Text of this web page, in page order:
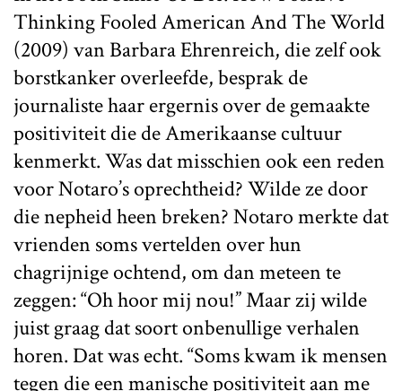
Thinking Fooled American And The World
(2009) van Barbara Ehrenreich, die zelf ook
borstkanker overleefde, besprak de
journaliste haar ergernis over de gemaakte
positiviteit die de Amerikaanse cultuur
kenmerkt. Was dat misschien ook een reden
voor Notaro’s oprechtheid? Wilde ze door
die nepheid heen breken? Notaro merkte dat
vrienden soms vertelden over hun
chagrijnige ochtend, om dan meteen te
zeggen: “Oh hoor mij nou!” Maar zij wilde
juist graag dat soort onbenullige verhalen
horen. Dat was echt. “Soms kwam ik mensen
tegen die een manische positiviteit aan me